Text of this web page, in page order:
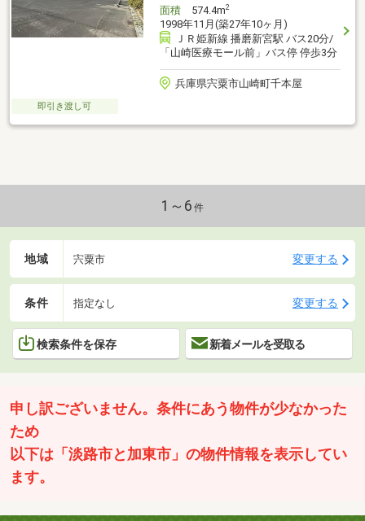
面積574.4m2
1998年11月(築27年10ヶ月)
ＪＲ姫新線 播磨新宮駅 バス20分/
「山崎医療モール前」バス停 停歩3分
兵庫県宍粟市山崎町千本屋
即引き渡し可
1～6 件
地域 宍粟市 変更する
条件 指定なし 変更する
検索条件を保存 新着メールを受取る
申し訳ございません。条件にあう物件が少なかった
ため
以下は「淡路市と加東市」の物件情報を表示してい
ます。